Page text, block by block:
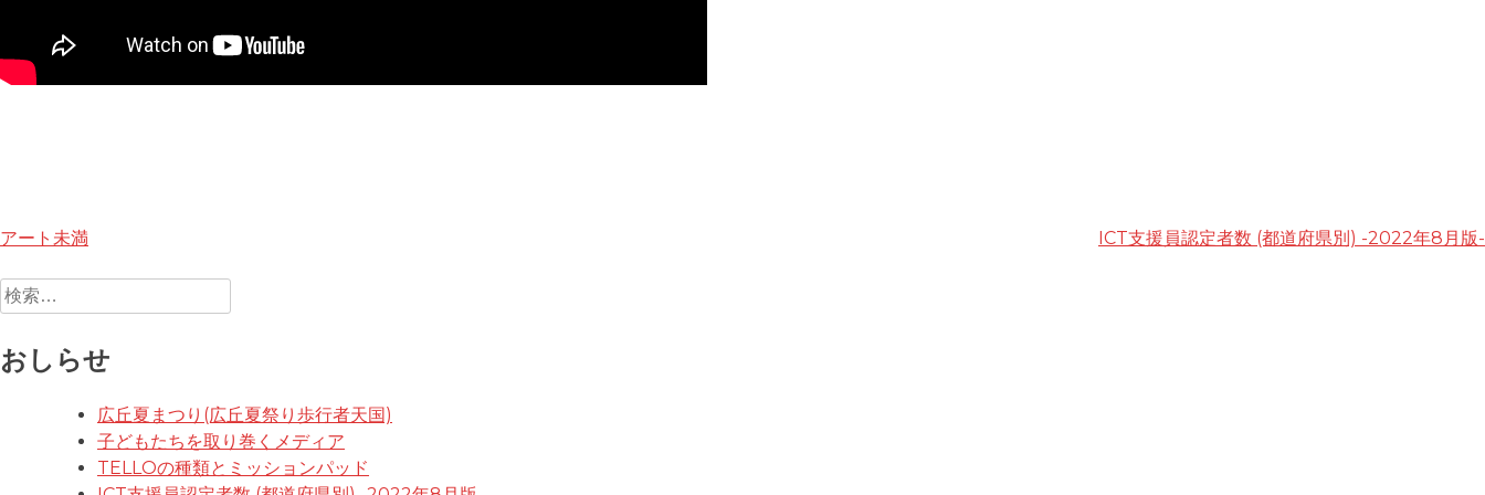
投
稿
ナ
ビ
アート未満 ICT支援員認定者数 (都道府県別) -2022年8月版-
検
索:
おしらせ
広丘夏まつり(広丘夏祭り歩行者天国)
子どもたちを取り巻くメディア
TELLOの種類とミッションパッド